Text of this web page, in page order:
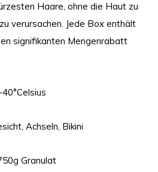
Haare, ohne die Haut zu
verursachen. Jede Box enthält
signifikanten Mengenrabatt
Achseln, Bikini
Granulat